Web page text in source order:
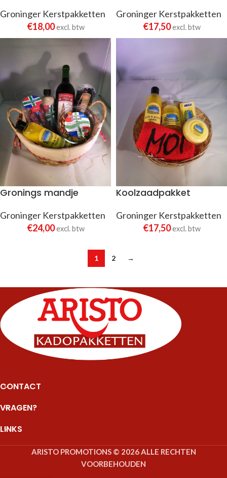
Groninger Kerstpakketten
€18,00 excl. btw
Groninger Kerstpakketten
€17,50 excl. btw
Gronings mandje
Groninger Kerstpakketten
€24,00 excl. btw
Koolzaadpakket
Groninger Kerstpakketten
€17,50 excl. btw
1 2 →
CONTACT
VRAGEN?
LINKS
ARISTO PROMOTIONS© 2026 ALLE RECHTEN
VOORBEHOUDEN